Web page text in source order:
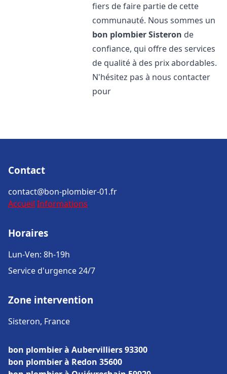
fiers de faire partie de cette
communauté. Nous sommes un
bon plombierSisteron de
confiance, qui offre des services
de qualité à des prix abordables.
N'hésitez pas à nous contacter
pour
Contact
contact@bon-plombier-01.fr
Accueil Informations
Horaires
Lun-Ven: 8h-19h
Service d'urgence 24/7
Zone intervention
Sisteron, France
bon plombier à Aubervilliers 93300
bon plombier à Redon 35600